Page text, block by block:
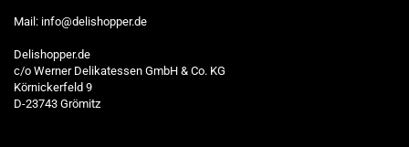
Mail: info@delishopper.de
Delishopper.de
c/o Werner Delikatessen GmbH & Co. KG
Körnickerfeld 9
D-23743 Grömitz